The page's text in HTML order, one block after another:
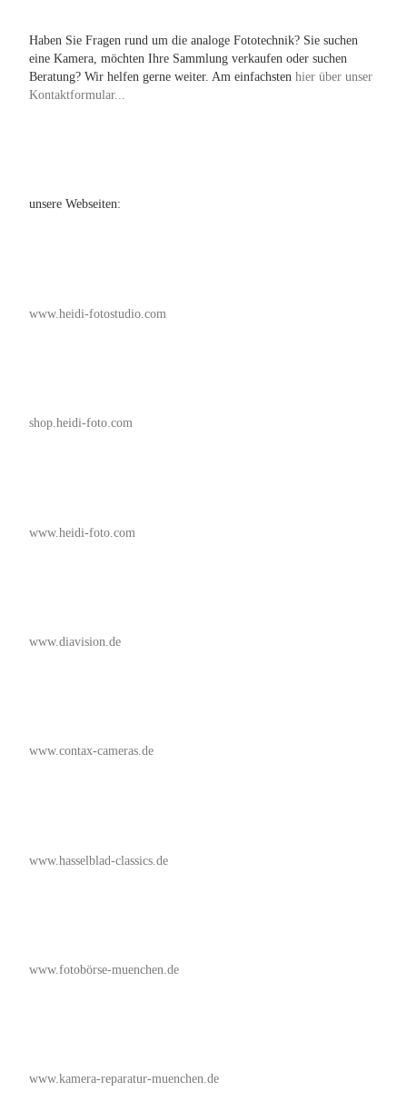
Haben Sie Fragen rund um die analoge Fototechnik? Sie suchen
eine Kamera, möchten Ihre Sammlung verkaufen oder suchen
Beratung? Wir helfen gerne weiter. Am einfachsten hier über unser
Kontaktformular...
unsere Webseiten:
www.heidi-fotostudio.com
shop.heidi-foto.com
www.heidi-foto.com
www.diavision.de
www.contax-cameras.de
www.hasselblad-classics.de
www.fotobörse-muenchen.de
www.kamera-reparatur-muenchen.de